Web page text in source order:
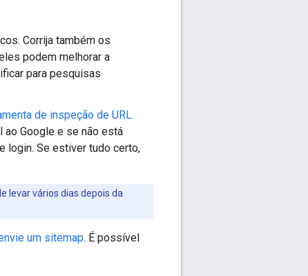
Corrija também os
podem melhorar a
para pesquisas
de inspeção de URL
ao Google e se não está
login. Se estiver tudo certo,
levar vários dias depois da
um sitemap. É possível